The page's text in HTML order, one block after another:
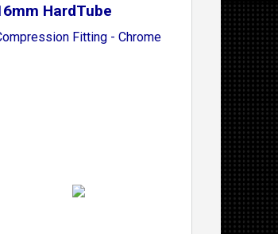
HardTube
Fitting - Chrome